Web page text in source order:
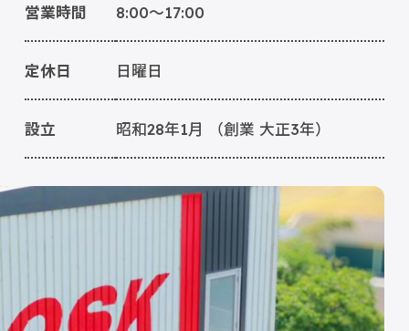
営業時間 8:00～17:00
定休日 日曜日
設立 昭和28年1月 （創業 大正3年）